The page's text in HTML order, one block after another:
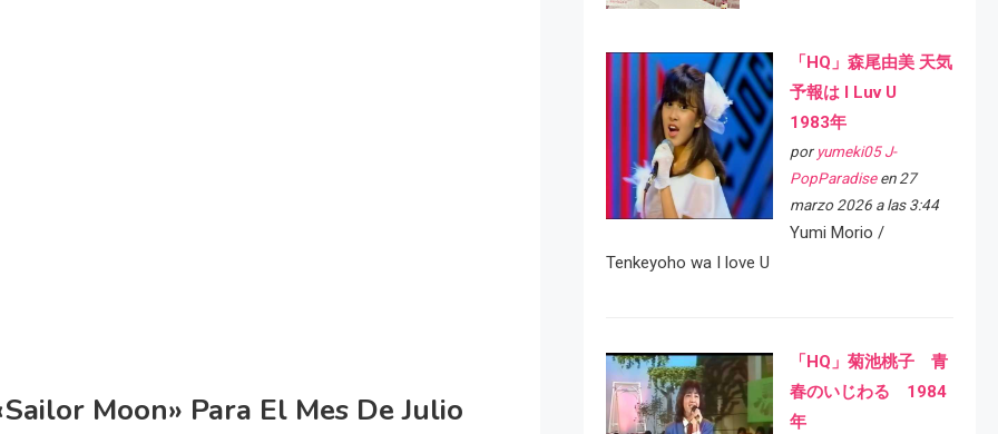
Moon» Para El Mes De Julio
「HQ」森尾由美 天気
予報は I Luv U
1983年
por yumeki05 J-
PopParadiseen 27
marzo 2026 a las 3:44
Yumi Morio /
Tenkeyoho wa I love U
「HQ」菊池桃子 青
春のいじわる 1984
年